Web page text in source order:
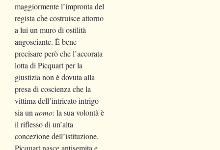
maggiormente l’impronta del
regista che costruisce attorno
a lui un muro di ostilità
angosciante. È bene
precisare però che l’accorata
lotta di Picquart per la
giustizia non è dovuta alla
presa di coscienza che la
vittima dell’intricato intrigo
sia un uomo: la sua volontà è
il riflesso di un’alta
concezione dell’istituzione.
Picquart nasce antisemita e